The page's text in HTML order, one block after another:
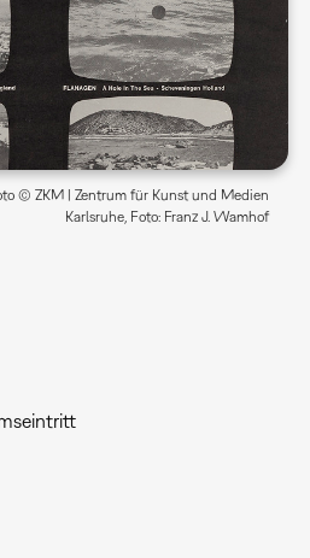
© ZKM | Zentrum für Kunst und Medien
Karlsruhe, Foto: Franz J. Wamhof